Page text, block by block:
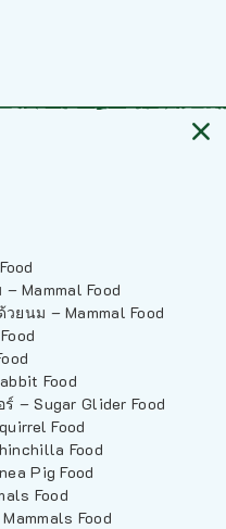
Mammal Food
ยนม – Mammal Food
Food
– Sugar Glider Food
Food
Food
Pig Food
Food
Food